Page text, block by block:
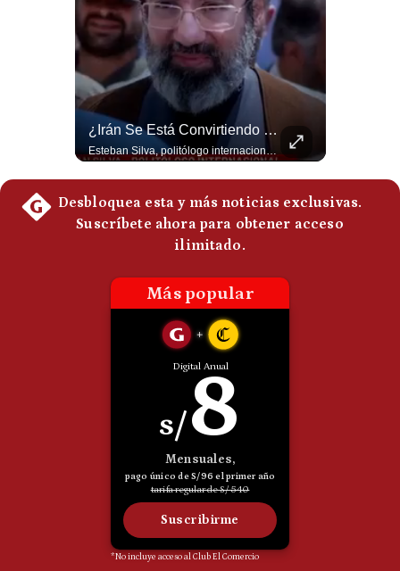
Preguntas
Frecuentes
¿Irán Se Está Convirtiendo En Un Régimen Militar? | #radar24